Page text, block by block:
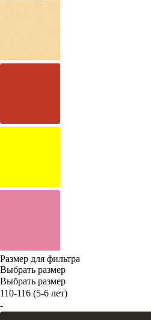
Размер для фильтра
Выбрать размер
Выбрать размер
110-116 (5-6 лет)
-